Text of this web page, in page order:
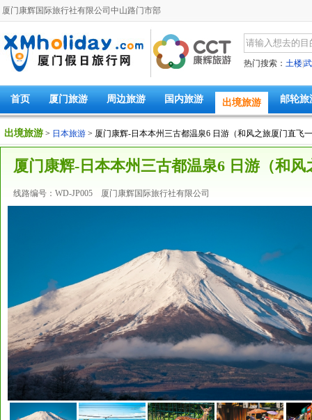
厦门康辉国际旅行社有限公司中山路门市部
热门搜索： 土楼
首页 厦门旅游 周边旅游 国内旅游 出境旅游 邮轮旅
出境旅游 > 日本旅游 > 厦门康辉-日本本州三古都温泉6 日游（和风之旅厦门直飞
厦门康辉-日本本州三古都温泉6 日游（和
线路编号：WD-JP005 厦门康辉国际旅行社有限公司